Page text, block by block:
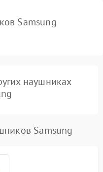
Samsung
наушниках
Samsung